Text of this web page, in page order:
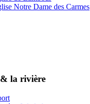
Notre Dame des Carmes
la rivière